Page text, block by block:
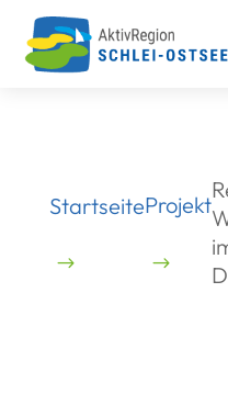
content
StartseiteProjekt